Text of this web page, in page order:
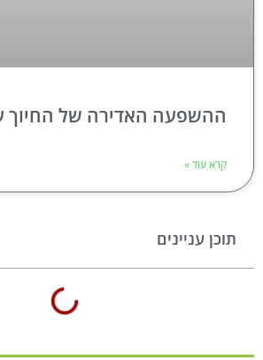
ההשפעה האדירה של החיוך
קרא עוד »
תוכן עניינים